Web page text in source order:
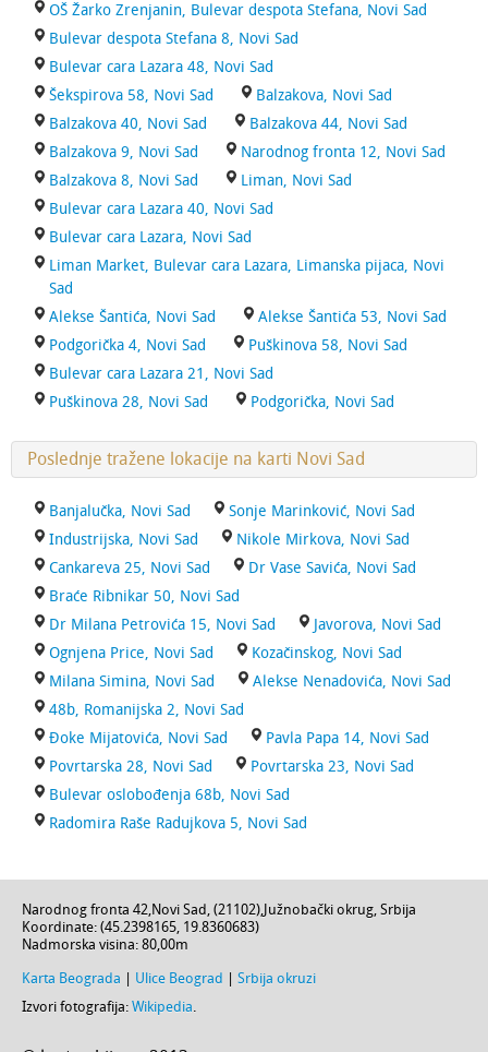
OŠ Žarko Zrenjanin, Bulevar despota Stefana, Novi Sad
Bulevar despota Stefana 8, Novi Sad
Bulevar cara Lazara 48, Novi Sad
Šekspirova 58, Novi Sad
Balzakova, Novi Sad
Balzakova 40, Novi Sad
Balzakova 44, Novi Sad
Balzakova 9, Novi Sad
Narodnog fronta 12, Novi Sad
Balzakova 8, Novi Sad
Liman, Novi Sad
Bulevar cara Lazara 40, Novi Sad
Bulevar cara Lazara, Novi Sad
Liman Market, Bulevar cara Lazara, Limanska pijaca, Novi
Sad
Alekse Šantića, Novi Sad
Alekse Šantića 53, Novi Sad
Podgorička 4, Novi Sad
Puškinova 58, Novi Sad
Bulevar cara Lazara 21, Novi Sad
Puškinova 28, Novi Sad
Podgorička, Novi Sad
Poslednje tražene lokacije na karti Novi Sad
Banjalučka, Novi Sad
Sonje Marinković, Novi Sad
Industrijska, Novi Sad
Nikole Mirkova, Novi Sad
Cankareva 25, Novi Sad
Dr Vase Savića, Novi Sad
Braće Ribnikar 50, Novi Sad
Dr Milana Petrovića 15, Novi Sad
Javorova, Novi Sad
Ognjena Price, Novi Sad
Kozačinskog, Novi Sad
Milana Simina, Novi Sad
Alekse Nenadovića, Novi Sad
48b, Romanijska 2, Novi Sad
Đoke Mijatovića, Novi Sad
Pavla Papa 14, Novi Sad
Povrtarska 28, Novi Sad
Povrtarska 23, Novi Sad
Bulevar oslobođenja 68b, Novi Sad
Radomira Raše Radujkova 5, Novi Sad
Narodnog fronta 42,Novi Sad, (21102), Južnobački okrug, Srbija
Koordinate: (45.2398165, 19.8360683)
Nadmorska visina: 80,00m
Karta Beograda Ulice Beograd
Srbija okruzi
Izvori fotografija: Wikipedia.